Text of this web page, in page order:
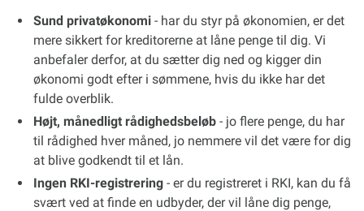
Sund privatøkonomi - har du styr på økonomien, er det
mere sikkert for kreditorerne at låne penge til dig. Vi
anbefaler derfor, at du sætter dig ned og kigger din
økonomi godt efter i sømmene, hvis du ikke har det
fulde overblik.
Højt, månedligt rådighedsbeløb - jo flere penge, du har
til rådighed hver måned, jo nemmere vil det være for dig
at blive godkendt til et lån.
Ingen RKI-registrering - er du registreret i RKI, kan du få
svært ved at finde en udbyder, der vil låne dig penge,